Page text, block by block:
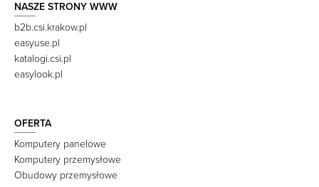
NASZE STRONY WWW
b2b.csi.krakow.pl
easyuse.pl
katalogi.csi.pl
easylook.pl
OFERTA
Komputery panelowe
Komputery przemysłowe
Obudowy przemysłowe